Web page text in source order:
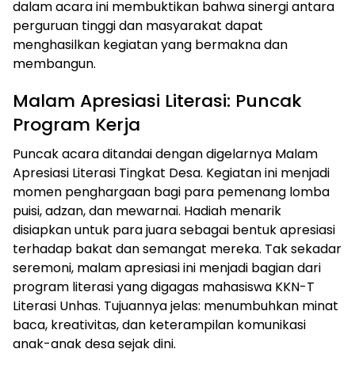
dalam acara ini membuktikan bahwa sinergi antara
perguruan tinggi dan masyarakat dapat
menghasilkan kegiatan yang bermakna dan
membangun.
Malam Apresiasi Literasi: Puncak
Program Kerja
Puncak acara ditandai dengan digelarnya Malam
Apresiasi Literasi Tingkat Desa. Kegiatan ini menjadi
momen penghargaan bagi para pemenang lomba
puisi, adzan, dan mewarnai. Hadiah menarik
disiapkan untuk para juara sebagai bentuk apresiasi
terhadap bakat dan semangat mereka. Tak sekadar
seremoni, malam apresiasi ini menjadi bagian dari
program literasi yang digagas mahasiswa KKN-T
Literasi Unhas. Tujuannya jelas: menumbuhkan minat
baca, kreativitas, dan keterampilan komunikasi
anak-anak desa sejak dini.